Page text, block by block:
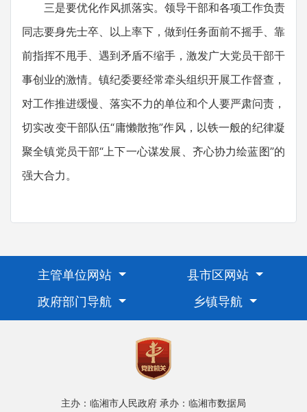
三是要优化作风抓落实。领导干部和各项工作负责
同志要身先士卒、以上率下，做到任务面前不摇手、靠
前指挥不甩手、遇到矛盾不缩手，激发广大党员干部干
事创业的激情。镇纪委要经常牵头组织开展工作督查，
对工作推进缓慢、落实不力的单位和个人要严肃问责，
切实改变干部队伍“庸懒散拖”作风，以铁一般的纪律凝
聚全镇党员干部“上下一心谋发展、齐心协力绘蓝图”的
强大合力。
主管单位网站
县市区网站
政府部门导航
乡镇导航
主办：临湘市人民政府 承办：临湘市数据局